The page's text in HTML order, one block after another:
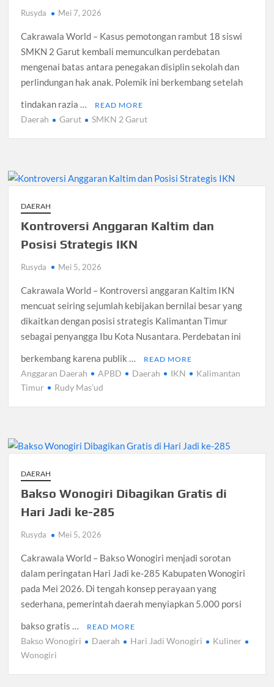
Rusyda Mei 7, 2026
Cakrawala World – Kasus pemotongan rambut 18 siswi
SMKN 2 Garut kembali memunculkan perdebatan
mengenai batas antara penegakan disiplin sekolah dan
perlindungan hak anak. Polemik ini berkembang setelah
tindakan razia …
READ MORE
Daerah Garut SMKN 2 Garut
DAERAH
Kontroversi Anggaran Kaltim dan
Posisi Strategis IKN
Rusyda Mei 5, 2026
Cakrawala World – Kontroversi anggaran Kaltim IKN
mencuat seiring sejumlah kebijakan bernilai besar yang
dikaitkan dengan posisi strategis Kalimantan Timur
sebagai penyangga Ibu Kota Nusantara. Perdebatan ini
berkembang karena publik …
READ MORE
Anggaran Daerah APBD Daerah IKN
Kalimantan
Timur
Rudy Mas’ud
DAERAH
Bakso Wonogiri Dibagikan Gratis di
Hari Jadi ke-285
Rusyda Mei 5, 2026
Cakrawala World – Bakso Wonogiri menjadi sorotan
dalam peringatan Hari Jadi ke-285 Kabupaten Wonogiri
pada Mei 2026. Di tengah konsep perayaan yang
sederhana, pemerintah daerah menyiapkan 5.000 porsi
bakso gratis …
READ MORE
Bakso Wonogiri Daerah Hari Jadi Wonogiri
Kuliner
Wonogiri